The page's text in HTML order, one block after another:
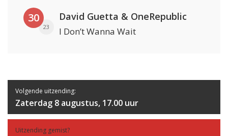
30
23
David Guetta & OneRepublic
I Don’t Wanna Wait
Volgende uitzending:
Zaterdag 8 augustus, 17.00 uur
Uitzending gemist?